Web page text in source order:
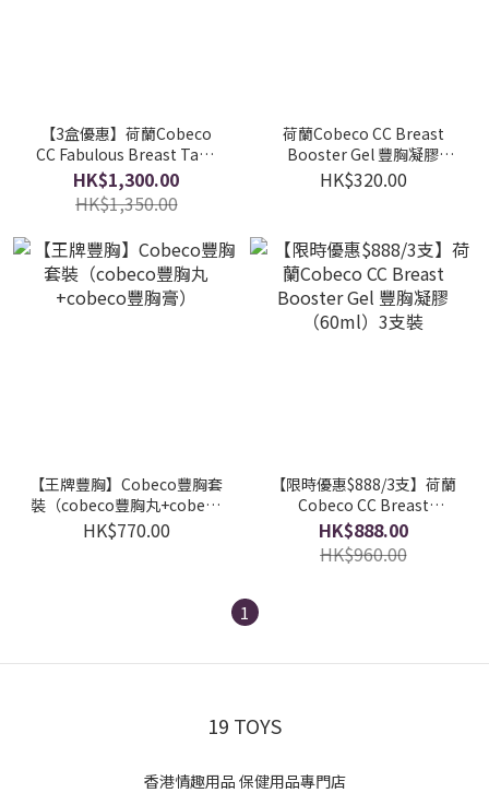
【3盒優惠】荷蘭Cobeco
CC Fabulous Breast Tabs
豐胸丸（90粒） 3盒
HK$1,300.00
HK$1,350.00
荷蘭Cobeco CC Breast
Booster Gel 豐胸凝膠
（60ml）
HK$320.00
【王牌豐胸】Cobeco豐胸套
裝（cobeco豐胸丸+cobeco
豐胸膏）
HK$770.00
【限時優惠$888/3支】荷蘭
Cobeco CC Breast
Booster Gel 豐胸凝膠
（60ml）3支裝
HK$888.00
HK$960.00
1
19 TOYS
香港情趣用品 保健用品專門店